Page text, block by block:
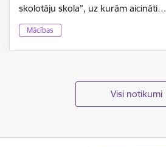
skolotāju skola”, uz kurām aicināti…
Mācības
Visi notikumi